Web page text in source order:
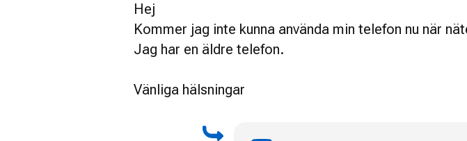
Hej
Kommer jag inte kunna använda min telefon nu när
Jag har en äldre telefon.
Vänliga hälsningar